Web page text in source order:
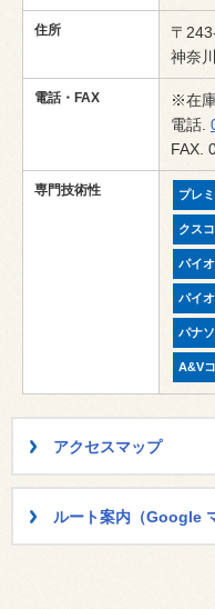
住所
〒
神奈
電話・FAX
※在
電話.
FAX.
専門技術性 プレ
クス
パイ
パイ
パナ
A&V
アクセスマップ
ルート案内（Google